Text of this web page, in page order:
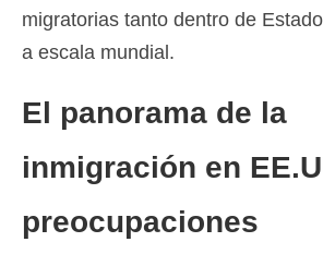
migratorias tanto dentro de
a escala mundial.
El panorama de la
inmigración en
preocupaciones